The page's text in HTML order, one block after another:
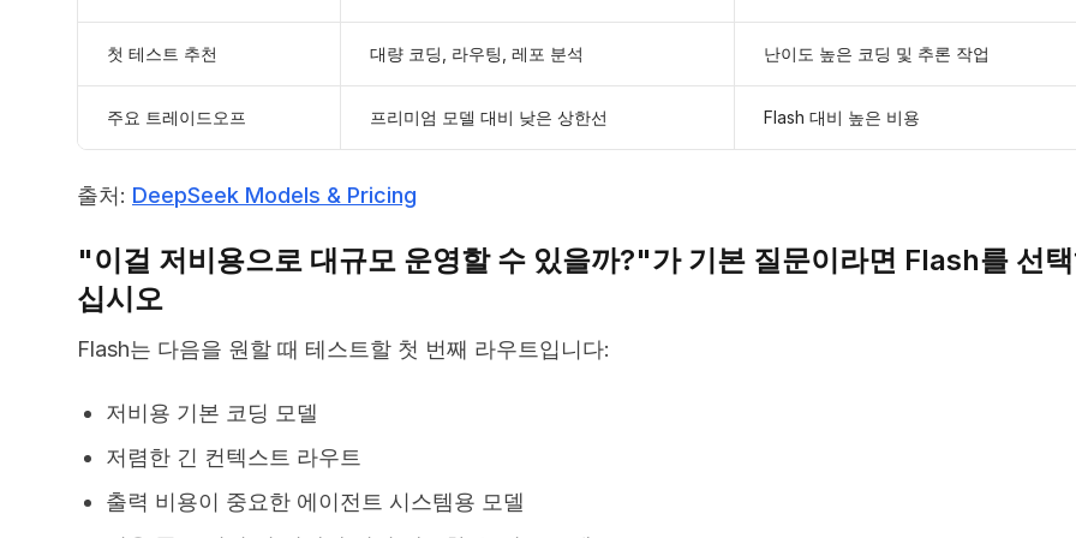
첫 테스트 추천 대량 코딩, 라우팅, 레포 분석 난이도 높은 코딩 및 추론 작업
주요 트레이드오프 프리미엄 모델 대비 낮은 상한선 Flash 대비 높은 비용
출처: DeepSeek Models & Pricing
"이걸 저비용으로 대규모 운영할 수 있을까?"가 기본 질문이라면 Flash를 선
십시오
Flash는 다음을 원할 때 테스트할 첫 번째 라우트입니다:
저비용 기본 코딩 모델
저렴한 긴 컨텍스트 라우트
출력 비용이 중요한 에이전트 시스템용 모델